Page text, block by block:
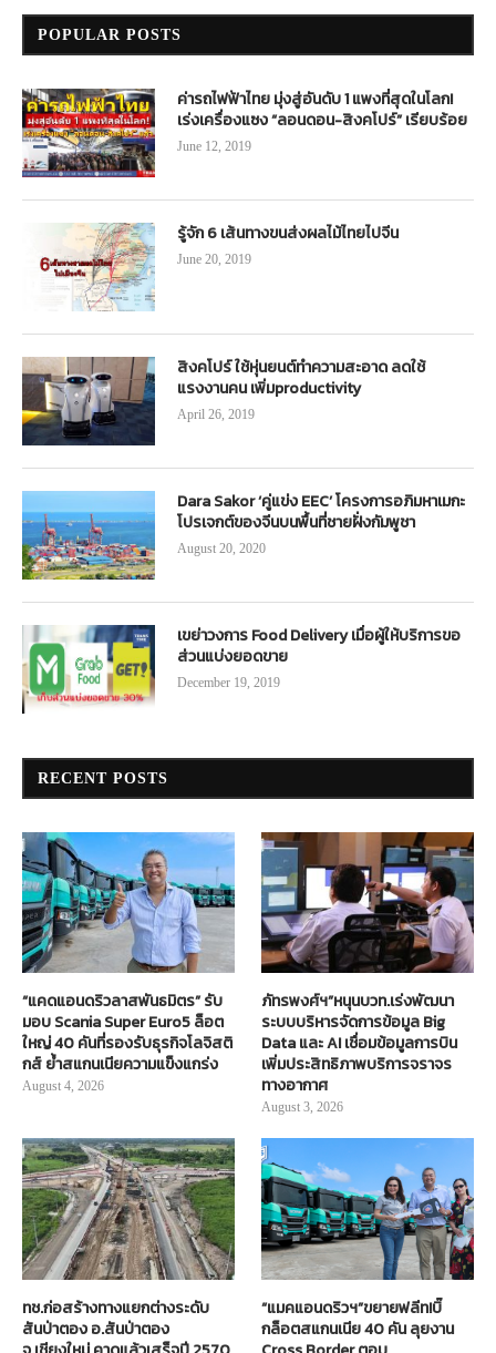
POPULAR POSTS
ค่ารถไฟฟ้าไทย มุ่งสู่อันดับ 1 แพงที่สุดในโลก!
เร่งเครื่องแซง “ลอนดอน-สิงคโปร์” เรียบร้อย
June 12, 2019
รู้จัก 6 เส้นทางขนส่งผลไม้ไทยไปจีน
June 20, 2019
สิงคโปร์ ใช้หุ่นยนต์ทำความสะอาด ลดใช้
แรงงานคน เพิ่มproductivity
April 26, 2019
Dara Sakor ‘คู่แข่ง EEC’ โครงการอภิมหาเมกะ
โปรเจกต์ของจีนบนพื้นที่ชายฝั่งกัมพูชา
August 20, 2020
เขย่าวงการ Food Delivery เมื่อผู้ให้บริการขอ
ส่วนแบ่งยอดขาย
December 19, 2019
RECENT POSTS
“แคดแอนดริวลาสพันธมิตร” รับ
มอบ Scania Super Euro5 ล็อต
ใหญ่ 40 คันที่รองรับธุรกิจโลจิสติ
กส์ ย้ำสแกนเนียความแข็งแกร่ง
August 4, 2026
ภัทรพงศ์ฯ”หนุนบวท.เร่งพัฒนา
ระบบบริหารจัดการข้อมูล Big
Data และ AI เชื่อมข้อมูลการบิน
เพิ่มประสิทธิภาพบริการจราจร
ทางอากาศ
August 3, 2026
ทช.ก่อสร้างทางแยกต่างระดับ
สันป่าตอง อ.สันป่าตอง
“แมคแอนดริวฯ”ขยายฟลีท!บิ๊
กล็อตสแกนเนีย 40 คัน ลุยงาน